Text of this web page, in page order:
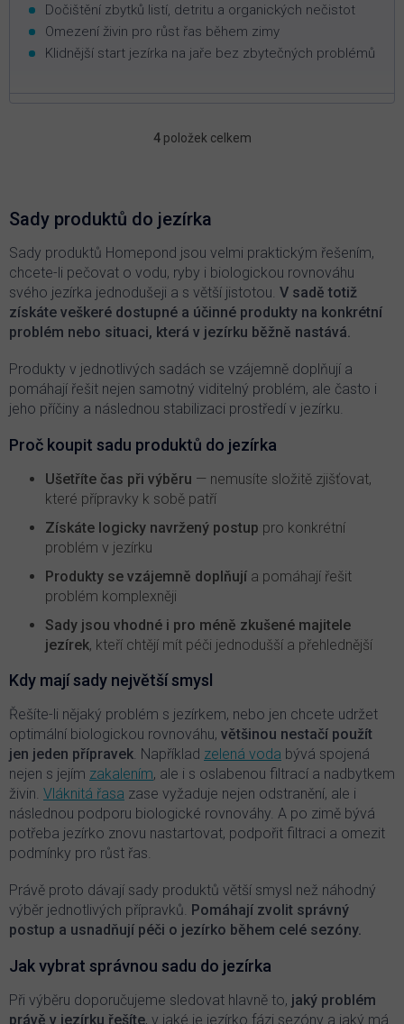
Dočištění zbytků listí, detritu a organických nečistot
Omezení živin pro růst řas během zimy
Klidnější start jezírka na jaře bez zbytečných problémů
O
d
a
c
p
r
v
k
v
ý
p
i
u
4položek celkem
Sady produktů do jezírka
Sady produktů Homepond jsou velmi praktickým řešením,
chcete-li pečovat o vodu, ryby i biologickou rovnováhu
svého jezírka jednodušeji a s větší jistotou. V sadě totiž
získáte veškeré dostupné a účinné produkty na konkrétní
problém nebo situaci, která v jezírku běžně nastává.
Produkty v jednotlivých sadách se vzájemně doplňují a
pomáhají řešit nejen samotný viditelný problém, ale často i
jeho příčiny a následnou stabilizaci prostředí v jezírku.
Proč koupit sadu produktů do jezírka
Ušetříte čas při výběru — nemusíte složitě zjišťovat,
které přípravky k sobě patří
Získáte logicky navržený postup pro konkrétní
problém v jezírku
Produkty se vzájemně doplňují a pomáhají řešit
problém komplexněji
Sady jsou vhodné i pro méně zkušené majitele
jezírek, kteří chtějí mít péči jednodušší a přehlednější
Kdy mají sady největší smysl
Řešíte-li nějaký problém s jezírkem, nebo jen chcete udržet
optimální biologickou rovnováhu, většinou nestačí použít
jen jeden přípravek. Například zelená voda bývá spojená
nejen s jejím zakalením, ale i s oslabenou filtrací a nadbytkem
živin. Vláknitá řasa zase vyžaduje nejen odstranění, ale i
následnou podporu biologické rovnováhy. A po zimě bývá
potřeba jezírko znovu nastartovat, podpořit filtraci a omezit
podmínky pro růst řas.
Právě proto dávají sady produktů větší smysl než náhodný
výběr jednotlivých přípravků. Pomáhají zvolit správný
postup a usnadňují péči o jezírko během celé sezóny.
Jak vybrat správnou sadu do jezírka
Při výběru doporučujeme sledovat hlavně to, jaký problém
právě v jezírku řešíte, v jaké je jezírko fázi sezóny a jaký má